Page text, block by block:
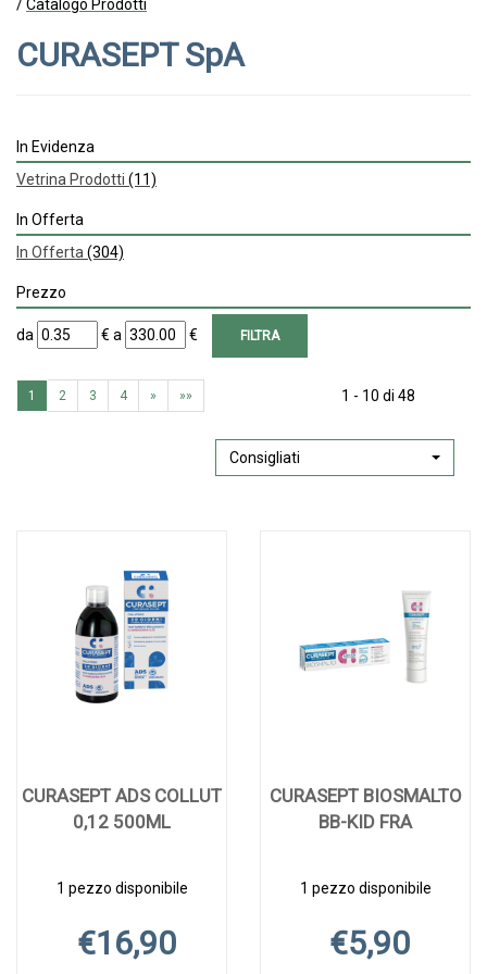
/Catalogo Prodotti
CURASEPT SpA
In Evidenza
Vetrina Prodotti (11)
In Offerta
In Offerta (304)
Prezzo
filtra
da
da €
filtra
a
a €
1 2 3 4 » »» 1 - 10 di 48
Consigliati
CURASEPT ADS COLLUT
0,12 500ML
1 pezzo disponibile
€16,90
CURASEPT BIOSMALTO
BB-KID FRA
1 pezzo disponibile
€5,90